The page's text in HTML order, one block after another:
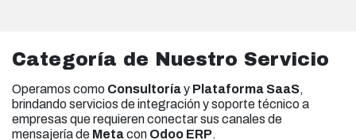
Categoría de Nuestro Servicio
Operamos como Consultoríay Plataforma SaaS,
brindando servicios de integración y soporte técnico a
empresas que requieren conectar sus canales de
mensajería de Metacon Odoo ERP.